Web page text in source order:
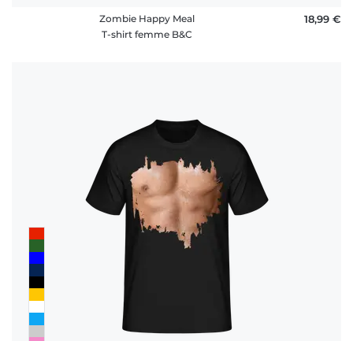
Zombie Happy Meal
T-shirt femme B&C
18,99 €